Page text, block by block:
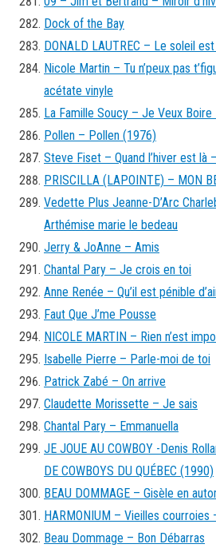
Dock of the Bay
DONALD LAUTREC – Le soleil
Nicole Martin – Tu n’peux pas
acétate vinyle
La Famille Soucy – Je Veux Boire
Pollen – Pollen (1976)
Steve Fiset – Quand l’hiver est là
PRISCILLA (LAPOINTE) – MON
Vedette Plus Jeanne-D’Arc
Arthémise marie le bedeau
Jerry & JoAnne – Amis
Chantal Pary – Je crois en toi
Anne Renée – Qu’il est pénible
Faut Que J’me Pousse
NICOLE MARTIN – Rien n’est
Isabelle Pierre – Parle-moi de toi
Patrick Zabé – On arrive
Claudette Morissette – Je sais
Chantal Pary – Emmanuella
JE JOUE AU COWBOY -Denis
DE COWBOYS DU QUÉBEC (1990)
BEAU DOMMAGE – Gisèle en
HARMONIUM – Vieilles courroies
Beau Dommage – Bon Débarras